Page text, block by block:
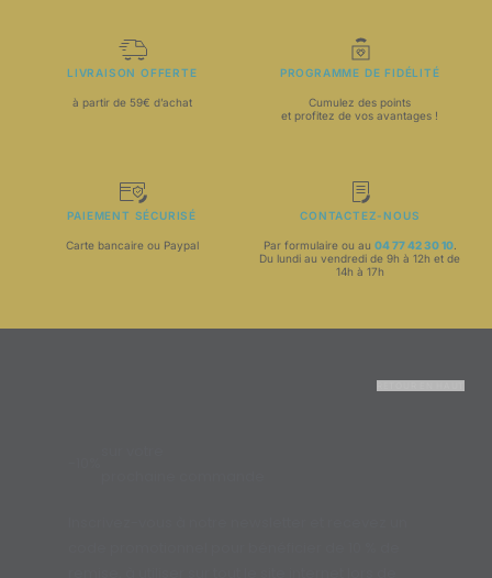
LIVRAISON OFFERTE
à partir de 59€ d’achat
PROGRAMME DE FIDÉLITÉ
Cumulez des points
et profitez de vos avantages !
PAIEMENT SÉCURISÉ
Carte bancaire ou Paypal
CONTACTEZ-NOUS
Par formulaire ou au 04 77 42 30 10.
Du lundi au vendredi de 9h à 12h et de
14h à 17h